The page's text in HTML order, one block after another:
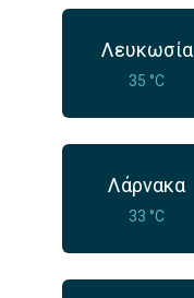
Λευκωσία
35 °C
Λάρνακα
33 °C